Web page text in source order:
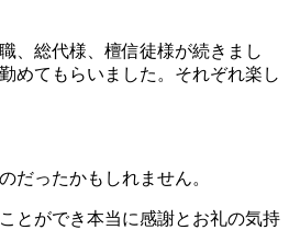
、総代様、檀信徒様が続きまし
めてもらいました。それぞれ楽し
だったかもしれません。
とができ本当に感謝とお礼の気持